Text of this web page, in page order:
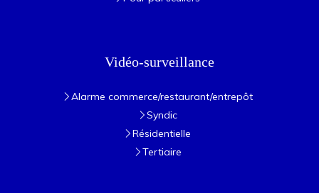
Vidéo-surveillance
Alarme commerce/restaurant/entrepôt
Syndic
Résidentielle
Tertiaire